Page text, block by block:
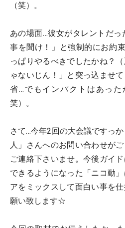
（笑）。
あの場面…彼女がタレントだ
事を聞け！」と強制的にお約
っぱりやるべきでしたかね？
ゃないじん！」と突っ込ませ
省…でもインパクトはあった
笑）。
さて…今年2回の大会議ですっ
人」さんへのお問い合わせが
ご連絡下さいませ。今後ガイ
できるようになった「ニコ動
アをミックスして面白い事を
願い致します☆